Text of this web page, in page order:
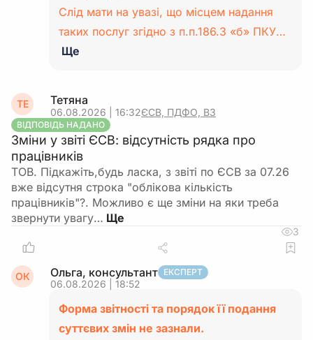
Слід мати на увазі, що місцем надання
таких послуг згідно з п.п.186.3 «б» ПКУ…
Ще
ТЕ Тетяна
06.08.2026 | 16:32ЄСВ, ПДФО, ВЗ
ВІДПОВІДЬ НАДАНО
Зміни у звіті ЄСВ: відсутність рядка про
працівників
ТОВ. Підкажіть,будь ласка, з звіті по ЄСВ за 07.26
вже відсутня строка "облікова кількість
працівників"?. Можливо є ще зміни на яки треба
звернути увагу…
3
ОК Ольга, консультант ЕКСПЕРТ
06.08.2026 | 18:52
Форма звітності та порядок її подання
суттєвих змін не зазнали.